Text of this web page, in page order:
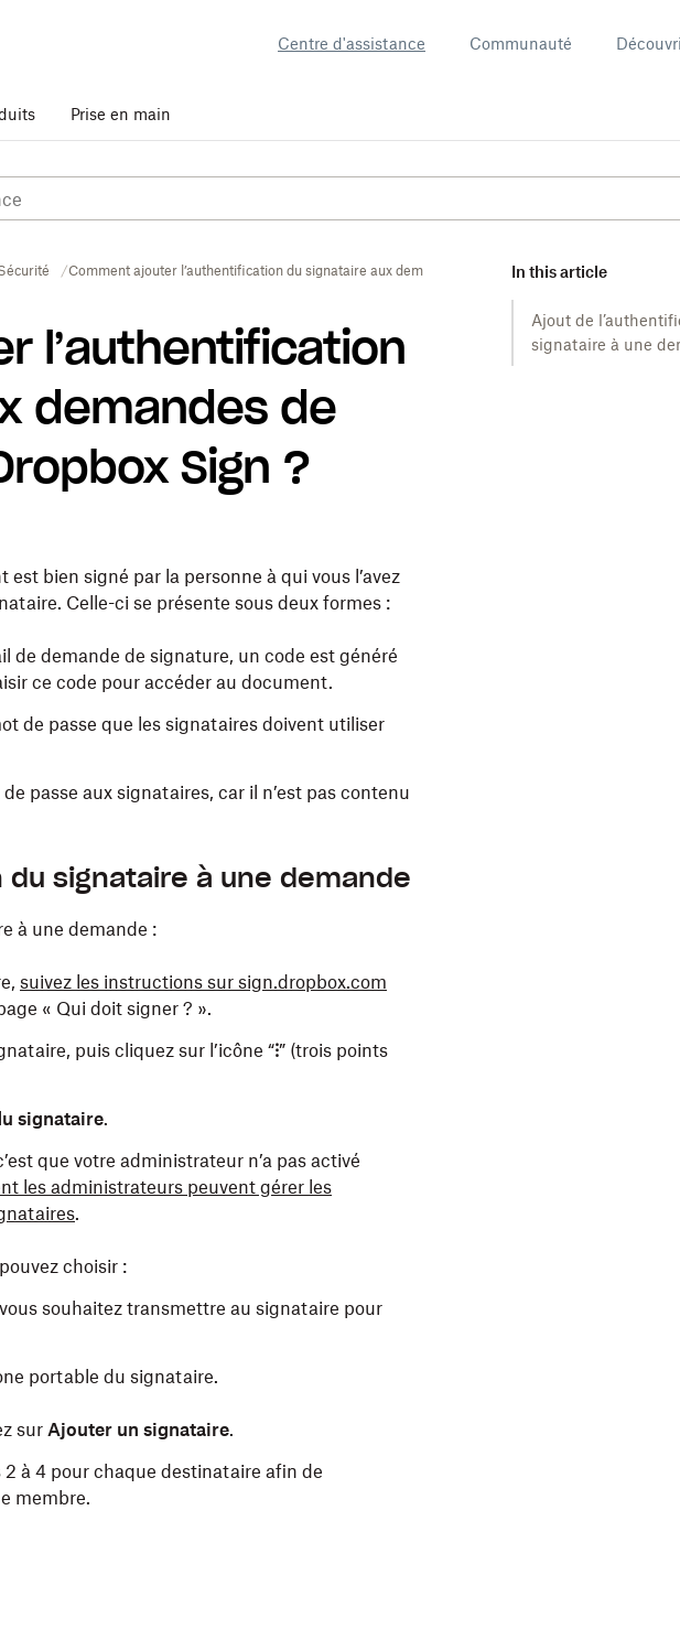
Centre d'assistance Communauté
Prise en main
Comment ajouter l’authentification du signataire aux demandes de signature dans Dropbox Sign ?
l’authentification
demandes de
Sign ?
In this article
Ajout de
signataire à une
bien signé par la personne à qui vous l’avez
Celle-ci se présente sous deux formes :
de demande de signature, un code est généré
ce code pour accéder au document.
de passe que les signataires doivent utiliser
passe aux signataires, car il n’est pas contenu
signataire à une demande
à une demande :
suivez les instructions sur sign.dropbox.com
« Qui doit signer ? ».
puis cliquez sur l’icône “⁝” (trois points
signataire.
que votre administrateur n’a pas activé
les administrateurs peuvent gérer les
.
choisir :
souhaitez transmettre au signataire pour
portable du signataire.
sur Ajouter un signataire.
à 4 pour chaque destinataire afin de
membre.